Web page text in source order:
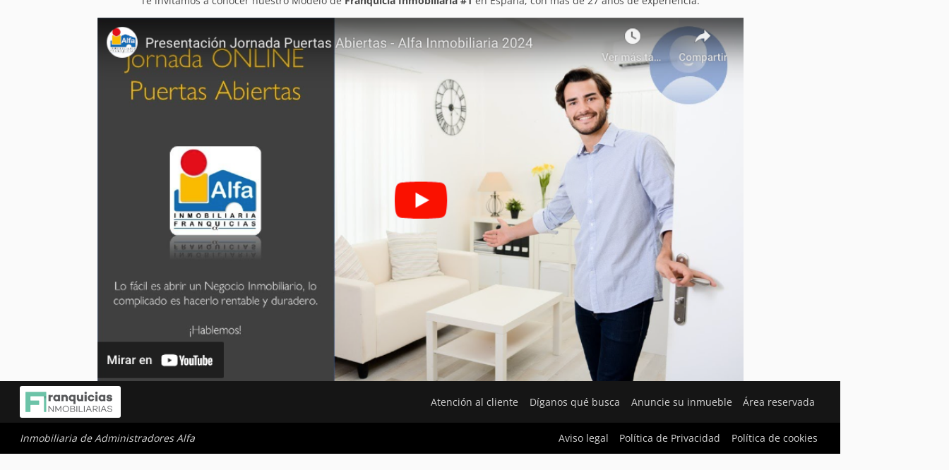
Atención al cliente Díganos qué busca Anuncie su inmueble Área reservada
Inmobiliaria de Administradores Alfa Aviso legal Política de Privacidad Política de cookies